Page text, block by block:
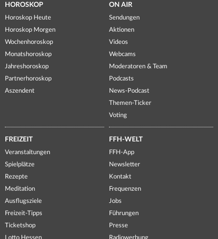
HOROSKOP
Horoskop Heute
Horoskop Morgen
Wochenhoroskop
Monatshoroskop
Jahreshoroskop
Partnerhoroskop
Aszendent
ON AIR
Sendungen
Aktionen
Videos
Webcams
Moderatoren & Team
Podcasts
News-Podcast
Themen-Ticker
Voting
FREIZEIT
Veranstaltungen
Spielplätze
Rezepte
Meditation
Ausflugsziele
Freizeit-Tipps
Ticketshop
Lotto Hessen
FFH-WELT
FFH-App
Newsletter
Kontakt
Frequenzen
Jobs
Führungen
Presse
Radiowerbung